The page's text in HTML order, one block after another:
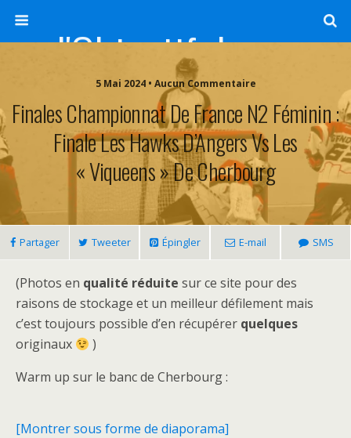
l'Objectif de Clairette
5 Mai 2024 • Aucun Commentaire
Finales Championnat De France N2 Féminin :
Finale Les Hawks D’Angers Vs Les
« Viqueens » De Cherbourg
Partager Tweeter Épingler E-mail SMS
(Photos en qualité réduite sur ce site pour des
raisons de stockage et un meilleur défilement mais
c’est toujours possible d’en récupérer quelques
originaux
)
Warm up sur le banc de Cherbourg :
[Montrer sous forme de diaporama]